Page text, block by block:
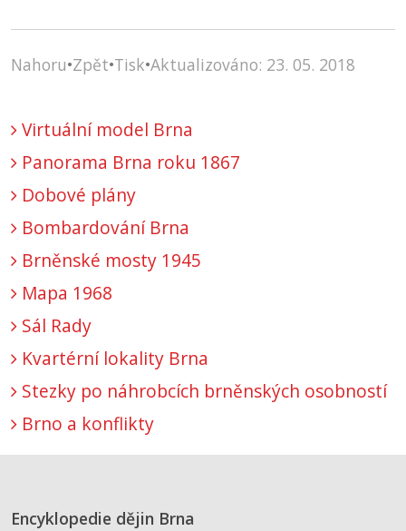
Nahoru•Zpět•Tisk•Aktualizováno: 23. 05. 2018
Virtuální model Brna
Panorama Brna roku 1867
Dobové plány
Bombardování Brna
Brněnské mosty 1945
Mapa 1968
Sál Rady
Kvartérní lokality Brna
Stezky po náhrobcích brněnských osobností
Brno a konflikty
Encyklopedie dějin Brna